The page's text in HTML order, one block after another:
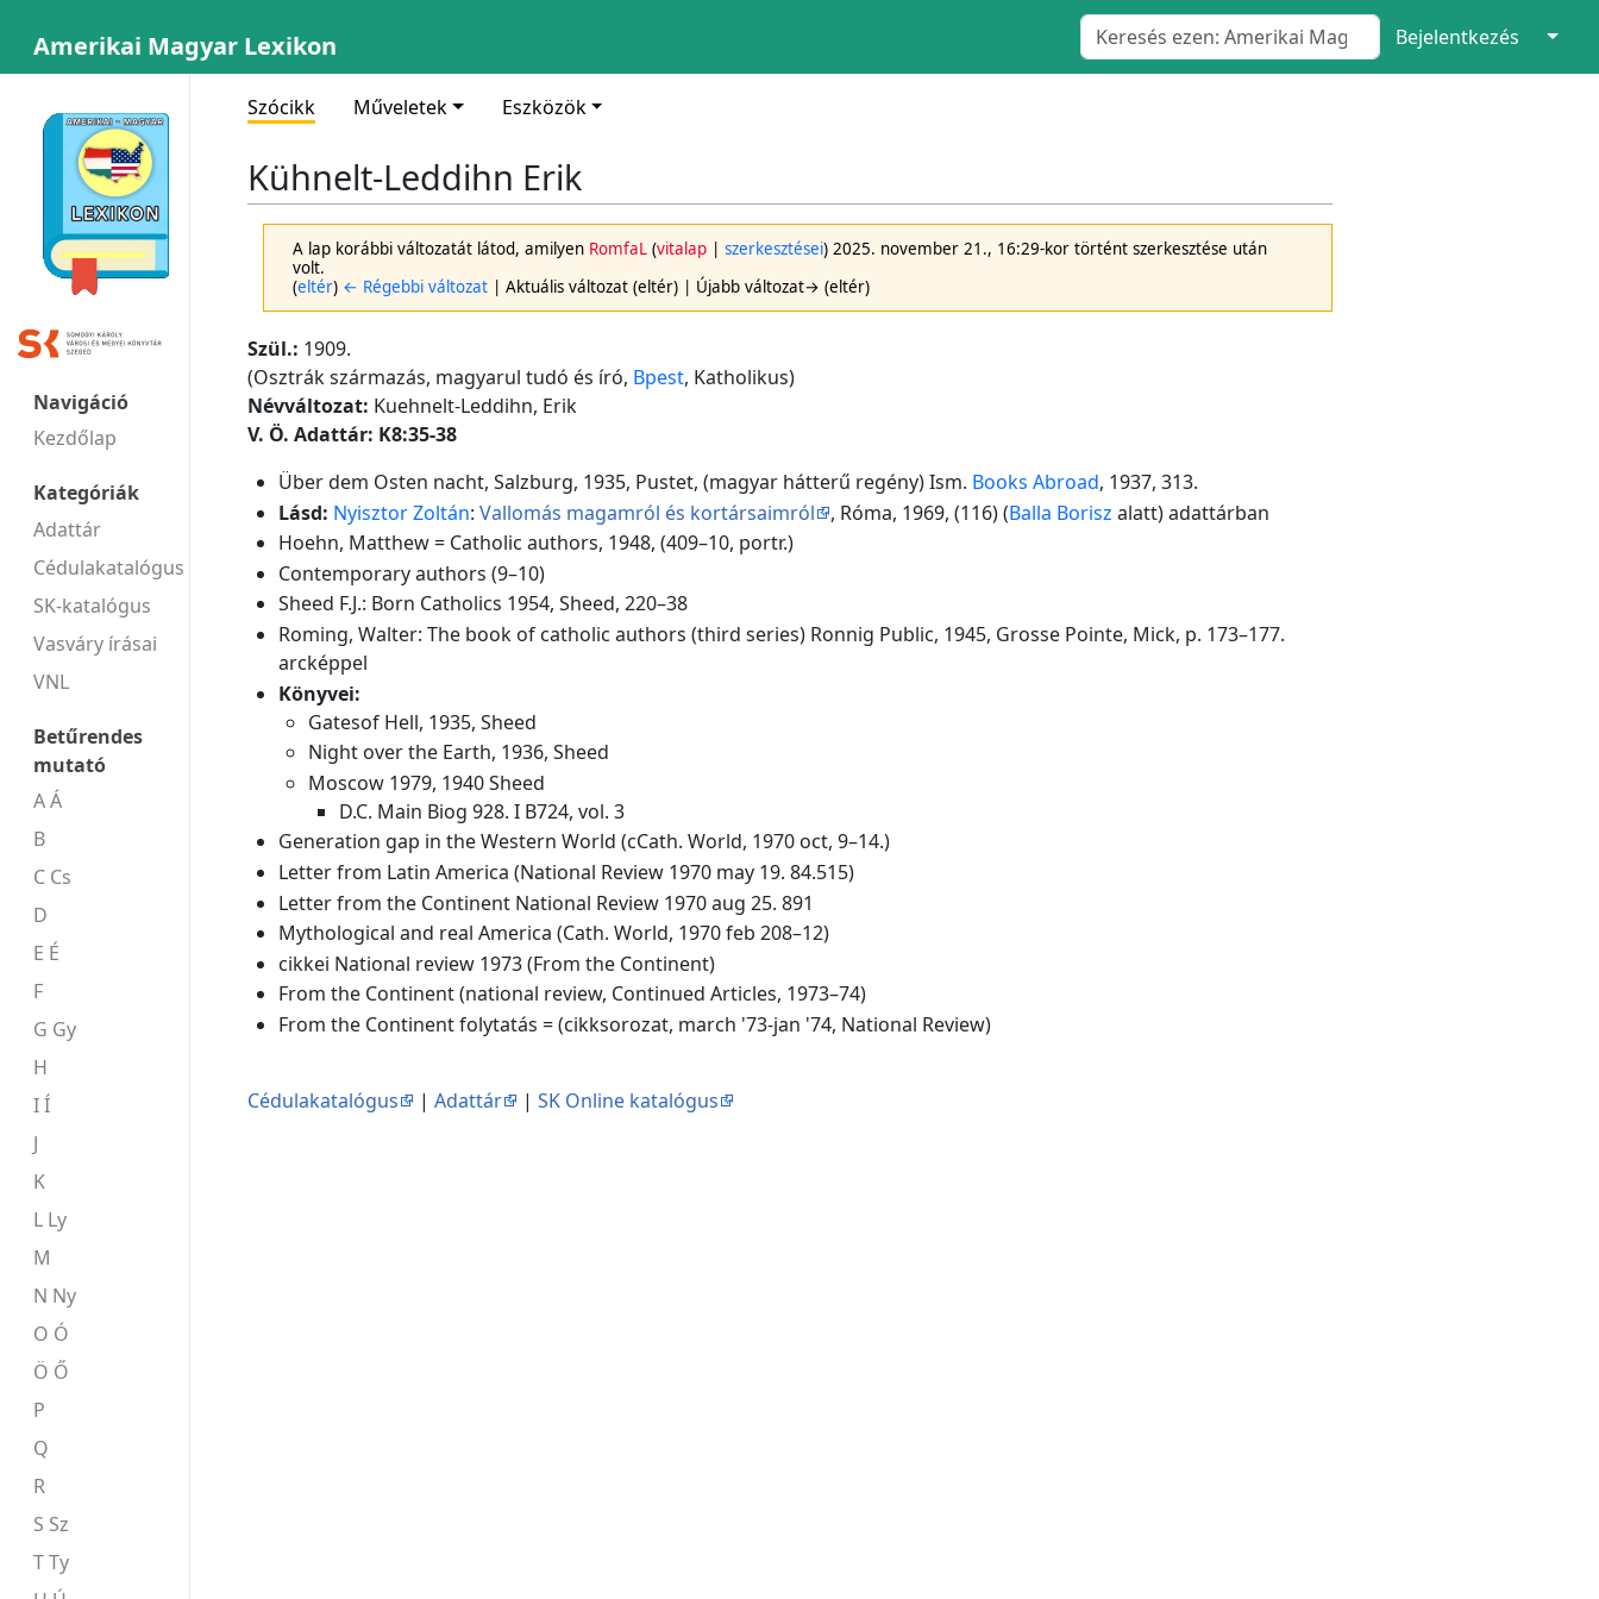
Amerikai Magyar Lexikon Bejelentkezés ↓
Navigáció
Kezdőlap
Kategóriák
Adattár
Cédulakatalógus
SK-katalógus
Vasváry írásai
VNL
Betűrendes
mutató
A Á
B
C Cs
D
E É
F
G Gy
H
I Í
J
K
L Ly
M
N Ny
O Ó
Ö Ő
P
Q
R
S Sz
T Ty
Szócikk Műveletek Eszközök
Kühnelt-Leddihn Erik
A lap korábbi változatát látod, amilyen RomfaL (vitalap |szerkesztései) 2025. november 21., 16:29-kor történt szerkesztése után
volt.
(eltér) ← Régebbi változat | Aktuális változat (eltér) | Újabb változat→ (eltér)
Szül.: 1909.
(Osztrák származás, magyarul tudó és író, Bpest, Katholikus)
Névváltozat: Kuehnelt-Leddihn, Erik
V. Ö. Adattár: K8:35-38
Über dem Osten nacht, Salzburg, 1935, Pustet, (magyar hátterű regény) Ism. Books Abroad, 1937, 313.
Lásd: Nyisztor Zoltán: Vallomás magamról és kortársaimról , Róma, 1969, (116) (Balla Borisz alatt) adattárban
Hoehn, Matthew = Catholic authors, 1948, (409–10, portr.)
Contemporary authors (9–10)
Sheed F.J.: Born Catholics 1954, Sheed, 220–38
Roming, Walter: The book of catholic authors (third series) Ronnig Public, 1945, Grosse Pointe, Mick, p. 173–177.
arcképpel
Könyvei:
Gatesof Hell, 1935, Sheed
Night over the Earth, 1936, Sheed
Moscow 1979, 1940 Sheed
D.C. Main Biog 928. I B724, vol. 3
Generation gap in the Western World (cCath. World, 1970 oct, 9–14.)
Letter from Latin America (National Review 1970 may 19. 84.515)
Letter from the Continent National Review 1970 aug 25. 891
Mythological and real America (Cath. World, 1970 feb 208–12)
cikkei National review 1973 (From the Continent)
From the Continent (national review, Continued Articles, 1973–74)
From the Continent folytatás = (cikksorozat, march '73-jan '74, National Review)
Cédulakatalógus | Adattár | SK Online katalógus